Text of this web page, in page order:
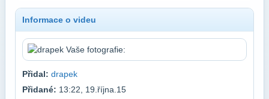
Informace o videu
Přidal: drapek
Přidané: 13:22, 19.října.15